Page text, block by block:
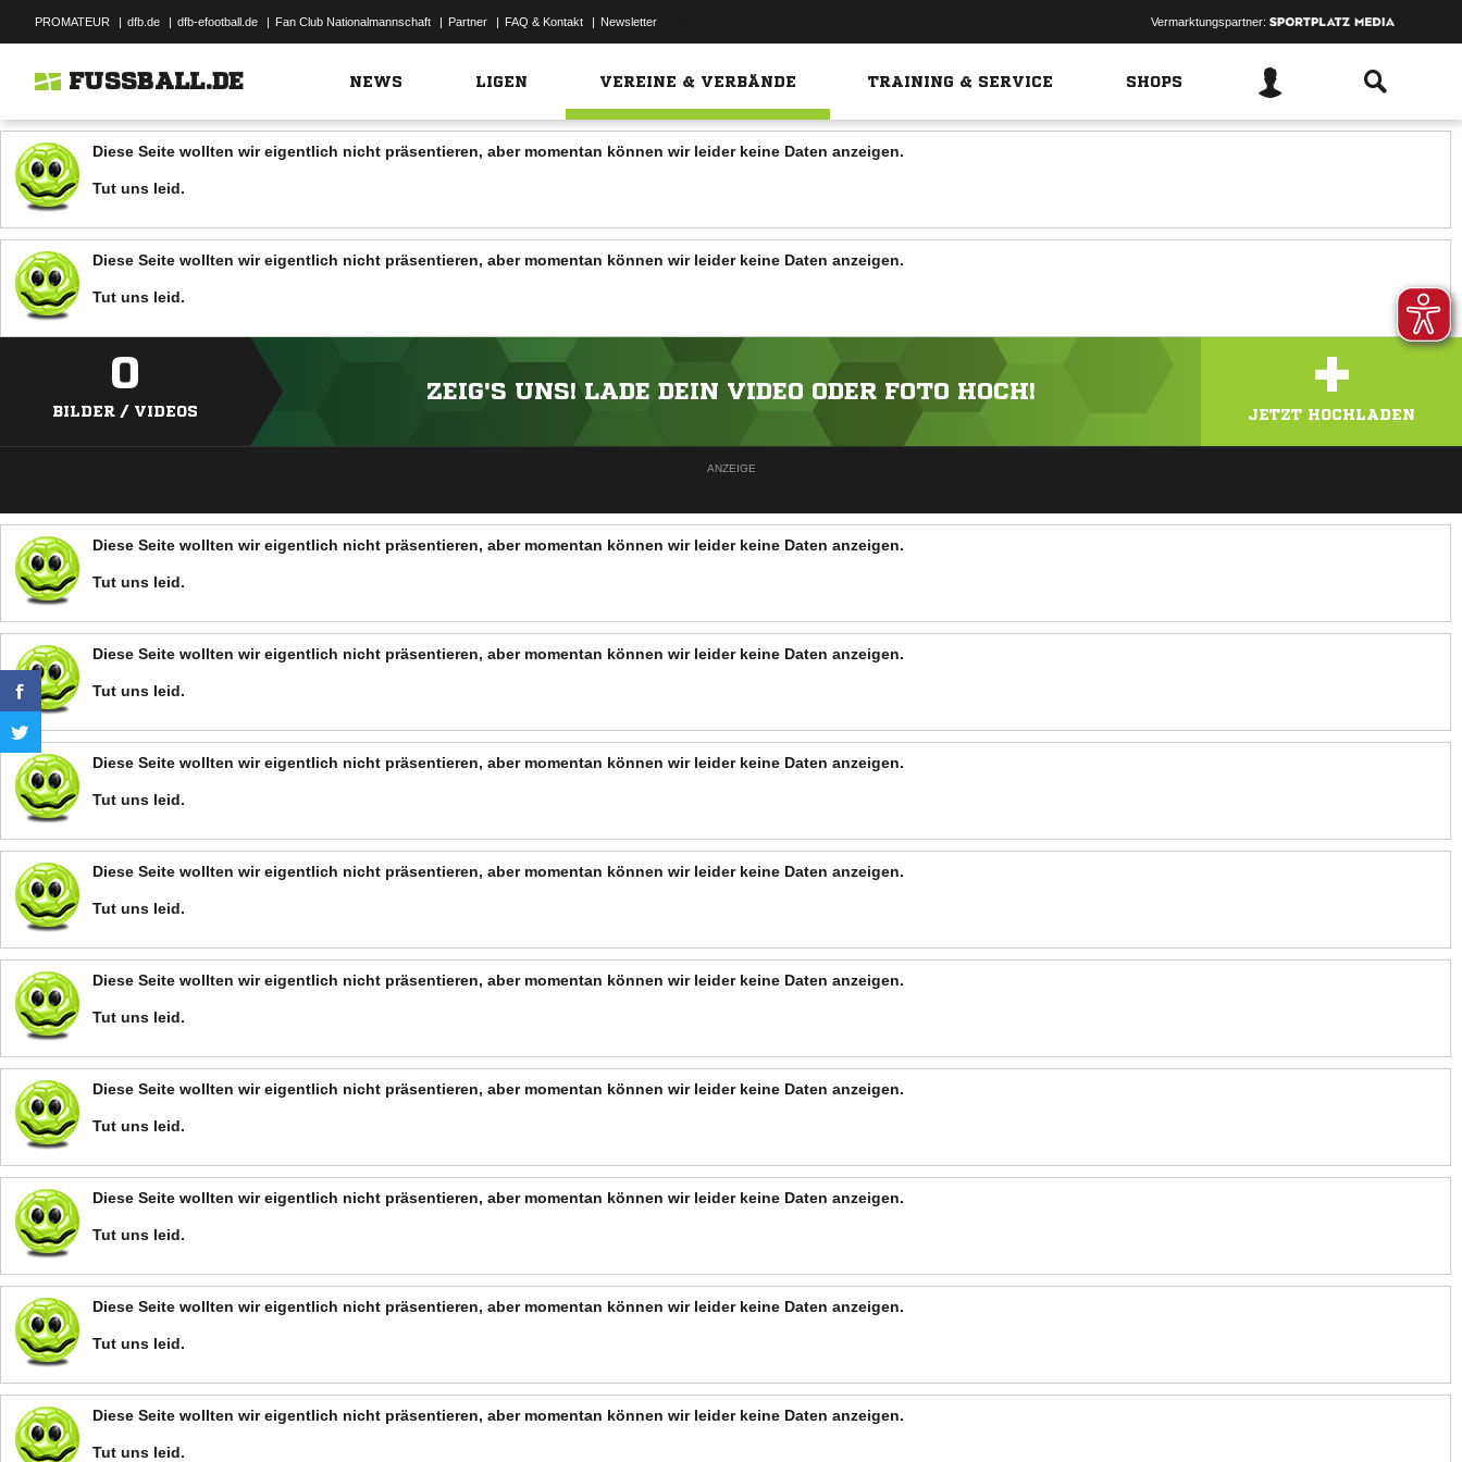
PROMATEUR | dfb.de | dfb-efootball.de | Fan Club Nationalmannschaft | Partner | FAQ & Kontakt | Newsletter Vermarktungspartner:
FUSSBALL.DE NEWS LIGEN VEREINE & VERBÄNDE TRAINING & SERVICE SHOPS
Diese Seite wollten wir eigentlich nicht präsentieren, aber momentan können wir leider keine Daten anzeigen.
Tut uns leid.
Diese Seite wollten wir eigentlich nicht präsentieren, aber momentan können wir leider keine Daten anzeigen.
Tut uns leid.
0
BILDER / VIDEOS
ZEIG'S UNS! LADE DEIN VIDEO ODER FOTO HOCH! +
JETZT HOCHLADEN
ANZEIGE
Diese Seite wollten wir eigentlich nicht präsentieren, aber momentan können wir leider keine Daten anzeigen.
Tut uns leid.
Diese Seite wollten wir eigentlich nicht präsentieren, aber momentan können wir leider keine Daten anzeigen.
Tut uns leid.
Diese Seite wollten wir eigentlich nicht präsentieren, aber momentan können wir leider keine Daten anzeigen.
Tut uns leid.
Diese Seite wollten wir eigentlich nicht präsentieren, aber momentan können wir leider keine Daten anzeigen.
Tut uns leid.
Diese Seite wollten wir eigentlich nicht präsentieren, aber momentan können wir leider keine Daten anzeigen.
Tut uns leid.
Diese Seite wollten wir eigentlich nicht präsentieren, aber momentan können wir leider keine Daten anzeigen.
Tut uns leid.
Diese Seite wollten wir eigentlich nicht präsentieren, aber momentan können wir leider keine Daten anzeigen.
Tut uns leid.
Diese Seite wollten wir eigentlich nicht präsentieren, aber momentan können wir leider keine Daten anzeigen.
Tut uns leid.
Diese Seite wollten wir eigentlich nicht präsentieren, aber momentan können wir leider keine Daten anzeigen.
Tut uns leid.